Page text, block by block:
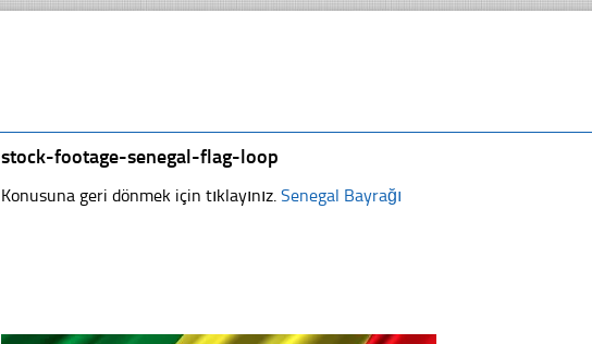
stock-footage-senegal-flag-loop
Konusuna geri dönmek için tıklayınız.Senegal Bayrağı